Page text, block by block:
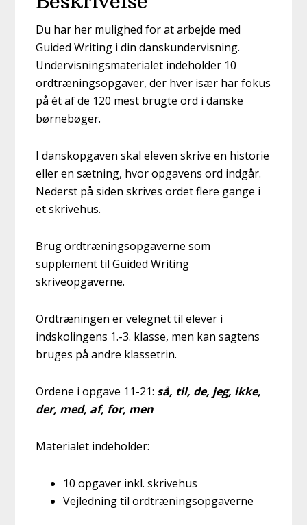
Du har her mulighed for at arbejde med
Guided Writing i din danskundervisning.
Undervisningsmaterialet indeholder 10
ordtræningsopgaver, der hver især har fokus
på ét af de 120 mest brugte ord i danske
børnebøger.
I danskopgaven skal eleven skrive en historie
eller en sætning, hvor opgavens ord indgår.
Nederst på siden skrives ordet flere gange i
et skrivehus.
Brug ordtræningsopgaverne som
supplement til Guided Writing
skriveopgaverne.
Ordtræningen er velegnet til elever i
indskolingens 1.-3. klasse, men kan sagtens
bruges på andre klassetrin.
Ordene i opgave 11-21: så, til, de, jeg, ikke,
der, med, af, for, men
Materialet indeholder:
10 opgaver inkl. skrivehus
Vejledning til ordtræningsopgaverne